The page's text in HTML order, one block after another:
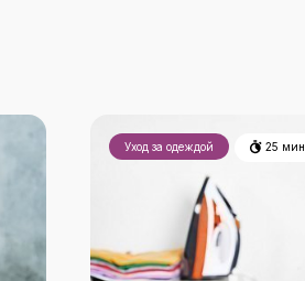
Уход за одеждой 25 мин